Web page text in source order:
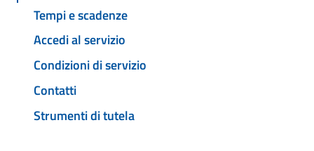
Tempi e scadenze
Accedi al servizio
Condizioni di servizio
Contatti
Strumenti di tutela